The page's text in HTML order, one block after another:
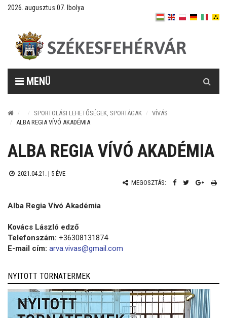
2026. augusztus 07. Ibolya
MENÜ
SPORTOLÁSI LEHETŐSÉGEK, SPORTÁGAK
VÍVÁS
ALBA REGIA VÍVÓ AKADÉMIA
ALBA REGIA VÍVÓ AKADÉMIA
2021.04.21. | 5 ÉVE
MEGOSZTÁS:
Alba Regia Vívó Akadémia
Kovács László edző
Telefonszám: +36308131874
E-mail cím: arva.vivas@gmail.com
NYITOTT TORNATERMEK